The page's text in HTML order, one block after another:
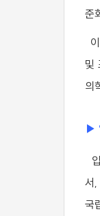
준
및
의
▶
서,
국